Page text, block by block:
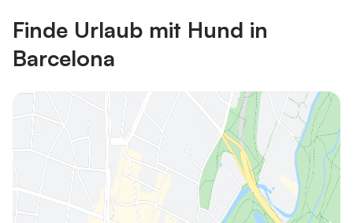
Finde Urlaub mit Hund in
Barcelona